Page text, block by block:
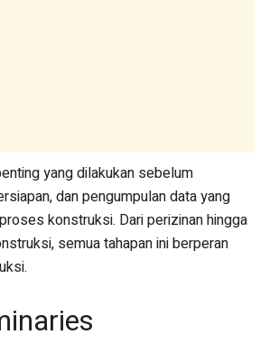
yang dilakukan sebelum
dan pengumpulan data yang
konstruksi. Dari perizinan hingga
semua tahapan ini berperan